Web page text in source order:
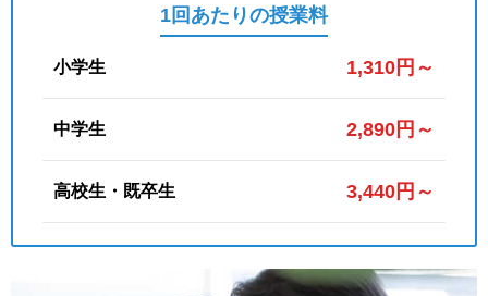
1回あたりの授業料
小学生 1,310円～
中学生 2,890円～
高校生・既卒生 3,440円～